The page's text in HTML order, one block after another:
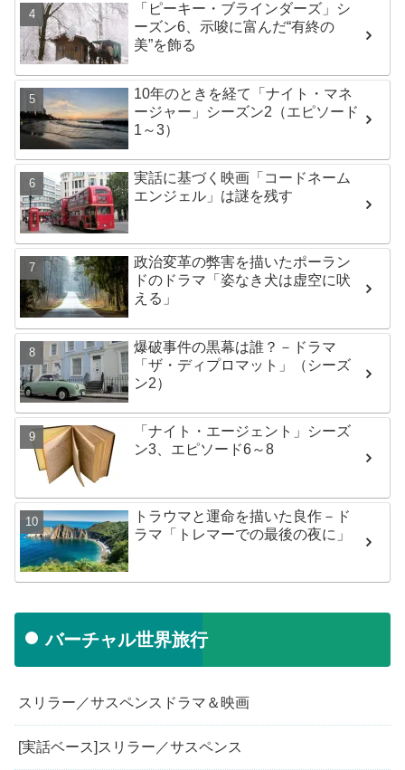
「ピーキー・ブラインダーズ」シ
ーズン6、示唆に富んだ“有終の
美”を飾る
10年のときを経て「ナイト・マネ
ージャー」シーズン2（エピソード
1～3）
実話に基づく映画「コードネーム
エンジェル」は謎を残す
政治変革の弊害を描いたポーラン
ドのドラマ「姿なき犬は虚空に吠
える」
爆破事件の黒幕は誰？－ドラマ
「ザ・ディプロマット」（シーズ
ン2）
「ナイト・エージェント」シーズ
ン3、エピソード6～8
トラウマと運命を描いた良作－ド
ラマ「トレマーでの最後の夜に」
バーチャル世界旅行
スリラー／サスペンスドラマ＆映画
[実話ベース]スリラー／サスペンス